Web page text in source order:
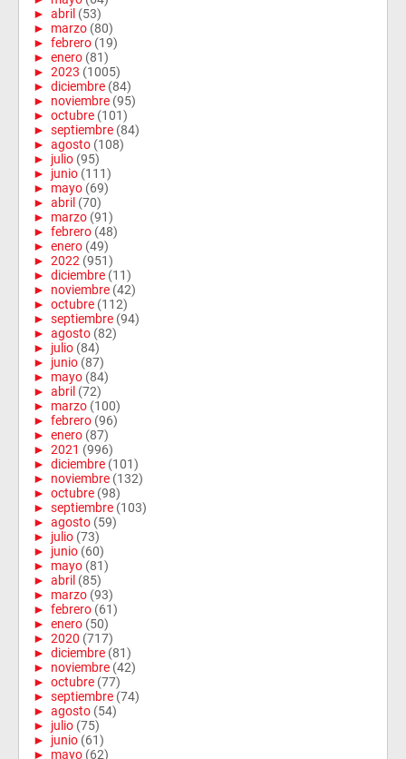
► abril (53)
► marzo (80)
► febrero (19)
► enero (81)
► 2023 (1005)
► diciembre (84)
► noviembre (95)
► octubre (101)
► septiembre (84)
► agosto (108)
► julio (95)
► junio (111)
► mayo (69)
► abril (70)
► marzo (91)
► febrero (48)
► enero (49)
► 2022 (951)
► diciembre (11)
► noviembre (42)
► octubre (112)
► septiembre (94)
► agosto (82)
► julio (84)
► junio (87)
► mayo (84)
► abril (72)
► marzo (100)
► febrero (96)
► enero (87)
► 2021 (996)
► diciembre (101)
► noviembre (132)
► octubre (98)
► septiembre (103)
► agosto (59)
► julio (73)
► junio (60)
► mayo (81)
► abril (85)
► marzo (93)
► febrero (61)
► enero (50)
► 2020 (717)
► diciembre (81)
► noviembre (42)
► octubre (77)
► septiembre (74)
► agosto (54)
► julio (75)
► junio (61)
► mayo (62)